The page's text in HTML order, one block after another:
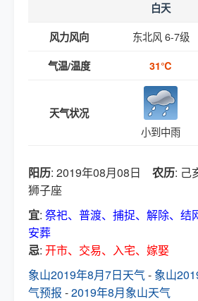
白天
风力风向 东北风 6-7级
气温/温度 31℃
天气状况
小到中雨
阳历: 2019年08月08日 农历: 己
狮子座
宜: 祭祀、普渡、捕捉、解除、结
安葬
忌: 开市、交易、入宅、嫁娶
象山2019年8月7日天气- 象山
气预报 -2019年8月象山天气